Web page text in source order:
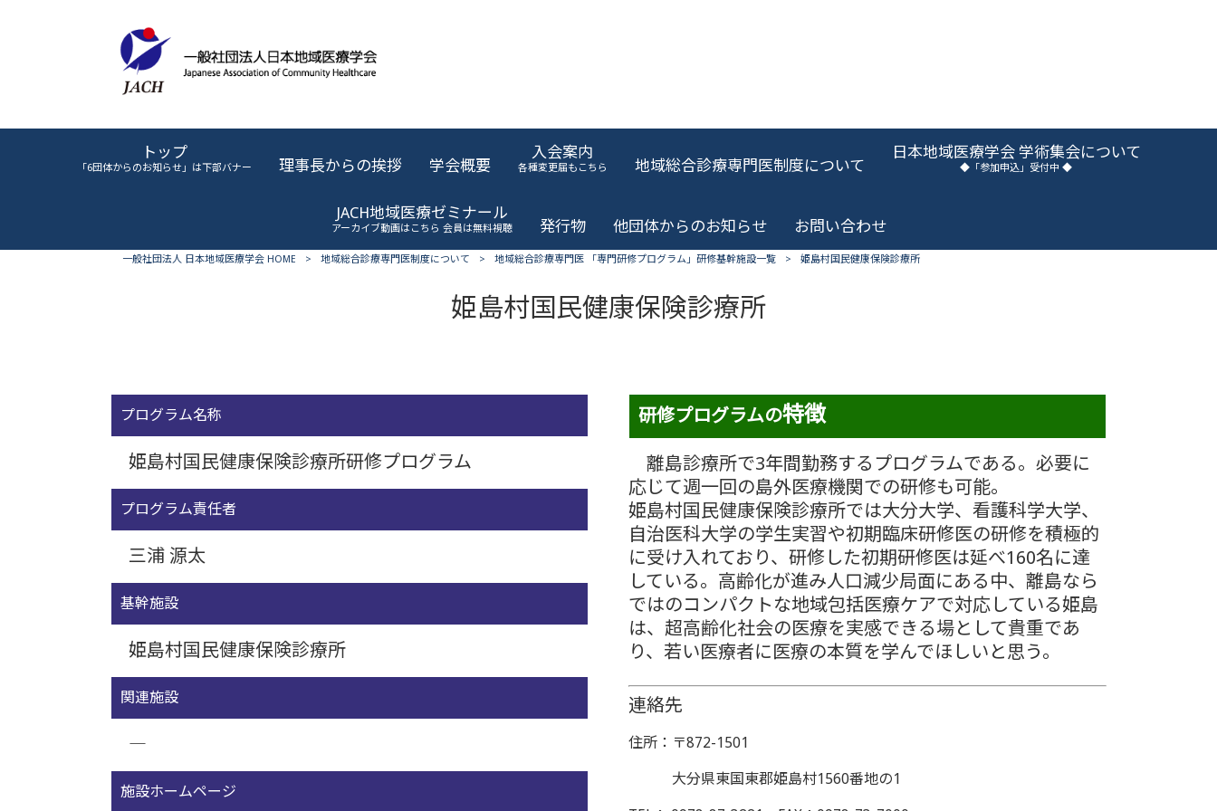
トップ
「6団体からのお知らせ」は下部バナー 理事長からの挨拶 学会概要
入会案内
各種変更届もこちら 地域総合診療専門医制度について
日本地域医療学会 学術集会について
◆「参加申込」受付中 ◆
JACH地域医療ゼミナール
アーカイブ動画はこちら 会員は無料視聴 発行物 他団体からのお知らせ お問い合わせ
一般社団法人 日本地域医療学会 HOME > 地域総合診療専門医制度について > 地域総合診療専門医 「専門研修プログラム」研修基幹施設一覧 > 姫島村国民健康保険診療所
姫島村国民健康保険診療所
プログラム名称
姫島村国民健康保険診療所研修プログラム
プログラム責任者
三浦 源太
基幹施設
姫島村国民健康保険診療所
関連施設
―
施設ホームページ
研修プログラムの特徴
離島診療所で3年間勤務するプログラムである。必要に
応じて週一回の島外医療機関での研修も可能。
姫島村国民健康保険診療所では大分大学、看護科学大学、
自治医科大学の学生実習や初期臨床研修医の研修を積極的
に受け入れており、研修した初期研修医は延べ160名に達
している。 高齢化が進み人口減少局面にある中、離島なら
ではのコンパクトな地域包括医療ケアで対応している姫島
は、超高齢化社会の医療を実感できる場として貴重であ
り、若い医療者に医療の本質を学んでほしいと思う。
連絡先
住所：〒872-1501
大分県東国東郡姫島村1560番地の1